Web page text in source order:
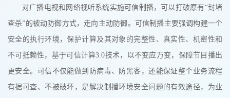
对广播电视和网络视听系统实施可信制播，可以打破原有“封堵
查杀”的被动防御方式，走向主动防御。可信制播主要强调构建一个
安全的执行环境，保护计算及其对象的完整性、真实性、机密性和
不可抵赖性，基于可信计算3.0技术，以不变应万变，保障节目播出
更安全。可信不仅能做到防病毒、防黑客，还能保证整个业务流程
有据可查、不被破坏，是解决制播环境安全问题的有效途径，为业